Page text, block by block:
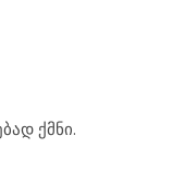
ბად ქმნი.